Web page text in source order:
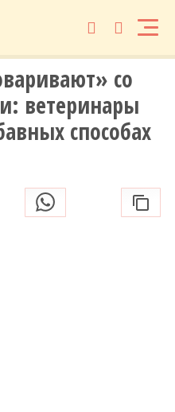
со
ветеринары
способах